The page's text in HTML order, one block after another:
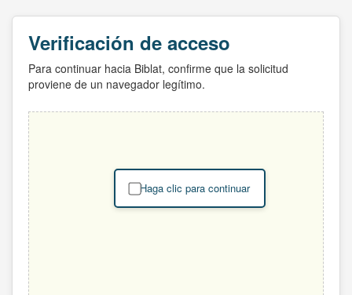
Verificación de acceso
Para continuar hacia Biblat, confirme que la solicitud
proviene de un navegador legítimo.
Haga clic para continuar